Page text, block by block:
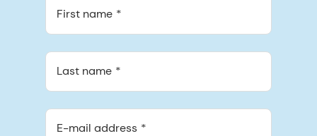
First name
Last name
E-mail address